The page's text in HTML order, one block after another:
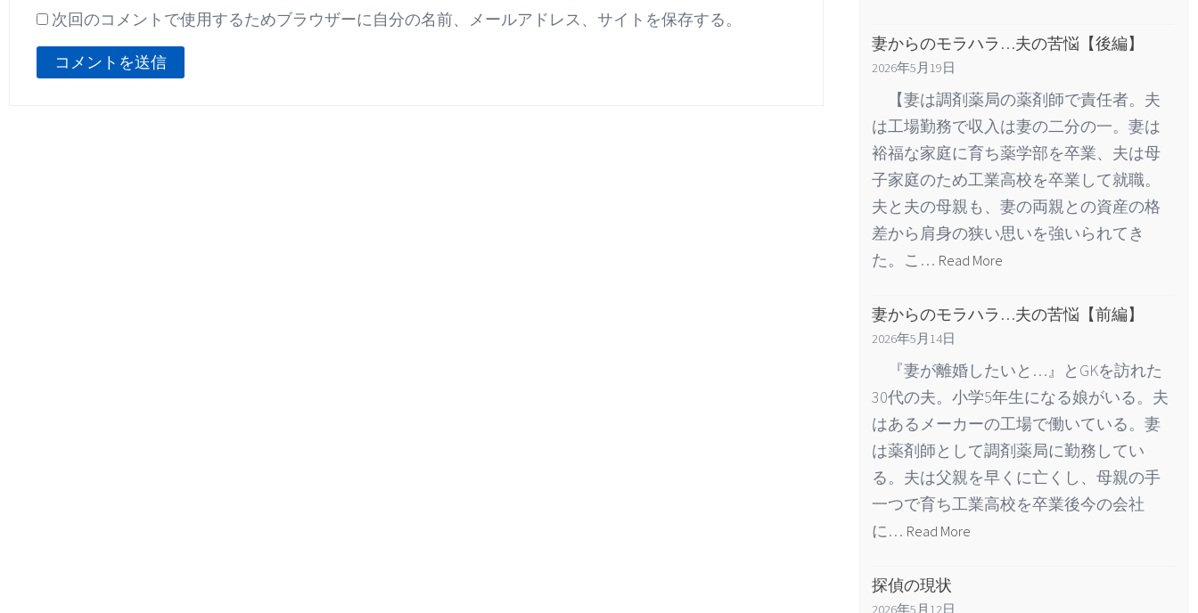
次回のコメントで使用するためブラウザーに自分の名前、メールアドレス、サイトを保存する。
妻からのモラハラ…夫の苦悩【後編】
2026年5月19日
【妻は調剤薬局の薬剤師で責任者。夫
は工場勤務で収入は妻の二分の一。妻は
裕福な家庭に育ち薬学部を卒業、夫は母
子家庭のため工業高校を卒業して就職。
夫と夫の母親も、妻の両親との資産の格
差から肩身の狭い思いを強いられてき
た。こ… Read More
妻からのモラハラ…夫の苦悩【前編】
2026年5月14日
『妻が離婚したいと…』とGKを訪れた
30代の夫。小学5年生になる娘がいる。夫
はあるメーカーの工場で働いている。妻
は薬剤師として調剤薬局に勤務してい
る。夫は父親を早くに亡くし、母親の手
一つで育ち工業高校を卒業後今の会社
に… Read More
探偵の現状
2026年5月12日